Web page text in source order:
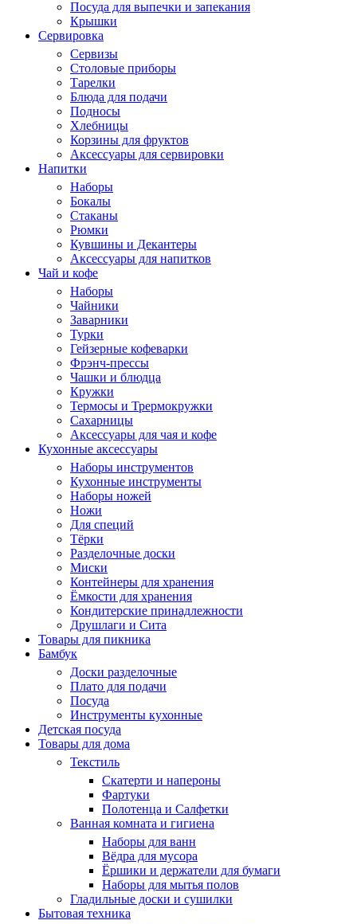
Посуда для выпечки и запекания
Крышки
Сервировка
Сервизы
Столовые приборы
Тарелки
Блюда для подачи
Подносы
Хлебницы
Корзины для фруктов
Аксессуары для сервировки
Напитки
Наборы
Бокалы
Стаканы
Рюмки
Кувшины и Декантеры
Аксессуары для напитков
Чай и кофе
Наборы
Чайники
Заварники
Турки
Гейзерные кофеварки
Фрэнч-прессы
Чашки и блюдца
Кружки
Термосы и Трермокружки
Сахарницы
Аксессуары для чая и кофе
Кухонные аксессуары
Наборы инструментов
Кухонные инструменты
Наборы ножей
Ножи
Для специй
Тёрки
Разделочные доски
Миски
Контейнеры для хранения
Ёмкости для хранения
Кондитерские принадлежности
Друшлаги и Сита
Товары для пикника
Бамбук
Доски разделочные
Плато для подачи
Посуда
Инструменты кухонные
Детская посуда
Товары для дома
Текстиль
Скатерти и напероны
Фартуки
Полотенца и Салфетки
Ванная комната и гигиена
Наборы для ванн
Вёдра для мусора
Ёршики и держатели для бумаги
Наборы для мытья полов
Гладильные доски и сушилки
Бытовая техника